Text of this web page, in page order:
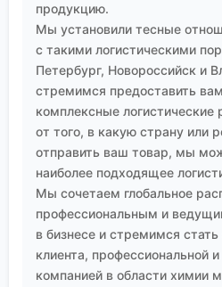
продукцию.
Мы установили тесные
с такими логистическими
Петербург, Новороссийск и
стремимся предоставить
комплексные
от того, в какую страну или
отправить ваш товар, мы
наиболее подходящее
Мы сочетаем глобальное
профессиональным и
в бизнесе и стремимся
клиента, профессиональной
компанией в области химии